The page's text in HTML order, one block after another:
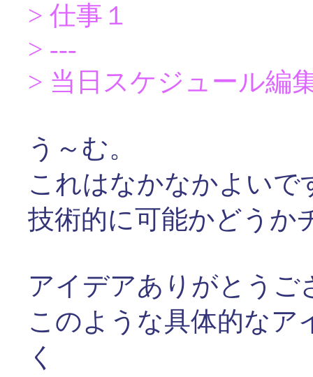
> 仕事１
> ---
> 当日スケジュール編
う～む。
これはなかなかよいで
技術的に可能かどうか
アイデアありがとうご
このような具体的な
く